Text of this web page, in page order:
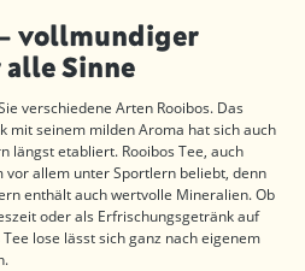
vollmundiger
Sinne
verschiedene Arten Rooibos. Das
mit seinem milden Aroma hat sich auch
längst etabliert. Rooibos Tee, auch
vor allem unter Sportlern beliebt, denn
enthält auch wertvolle Mineralien. Ob
oder als Erfrischungsgetränk auf
lose lässt sich ganz nach eigenem